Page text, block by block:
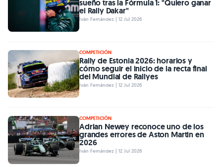
sueño tras la Fórmula 1: "Quiero ganar
el Rally Dakar"
Iván Fernández | 12 Jul 2026
COMPETICIÓN
Rally de Estonia 2026: horarios y
cómo seguir el inicio de la recta final
del Mundial de Rallyes
Iván Fernández | 12 Jul 2026
COMPETICIÓN
Adrian Newey reconoce uno de los
grandes errores de Aston Martin en
2026
Iván Fernández | 12 Jul 2026